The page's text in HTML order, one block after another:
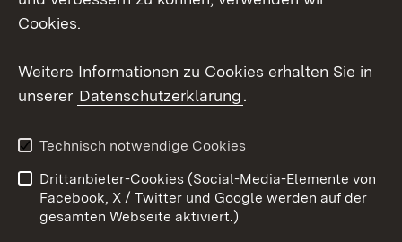
Kontakt
Impressum
Cookies
Cookies.
Weitere Informationen zu Cookies erhalten Sie in
unserer Datenschutzerklärung.
Technisch notwendige Cookies
Drittanbieter-Cookies (Social-Media-Elemente von
Facebook, X / Twitter und Google werden auf der
gesamten Webseite aktiviert.)